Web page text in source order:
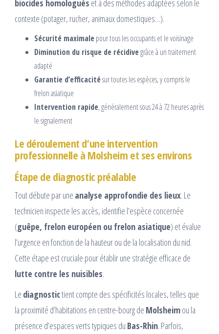
biocides homologués et à des méthodes adaptées selon le
contexte (potager, rucher, animaux domestiques…).
Sécurité maximale pour tous les occupants et le voisinage
Diminution du risque de récidivegrâce à un traitement
adapté
Garantie d’efficacitésur toutes les espèces, y compris le
frelon asiatique
Intervention rapide, généralement sous 24 à 72 heures après
le signalement
Le déroulement d’une intervention
professionnelle à Molsheim et ses environs
Étape de diagnostic préalable
Tout débute par une analyse approfondie des lieux. Le
technicien inspecte les accès, identifie l’espèce concernée
(guêpe, frelon européen ou frelon asiatique) et évalue
l’urgence en fonction de la hauteur ou de la localisation du nid.
Cette étape est cruciale pour établir une stratégie efficace de
lutte contre les nuisibles.
Le diagnostictient compte des spécificités locales, telles que
la proximité d’habitations en centre-bourg de Molsheimou la
présence d’espaces verts typiques du Bas-Rhin. Parfois,